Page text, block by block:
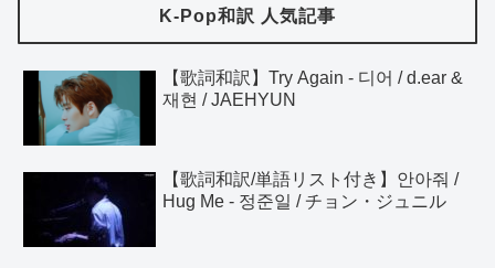
K-Pop和訳 人気記事
【歌詞和訳】Try Again - 디어 / d.ear &
재현 / JAEHYUN
【歌詞和訳/単語リスト付き】안아줘 /
Hug Me - 정준일 / チョン・ジュニル